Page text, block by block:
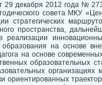
29 декабря 2012 года №
совета МКУ
пространства,
на основе
на основе
образовательных
организациях
ориентированных